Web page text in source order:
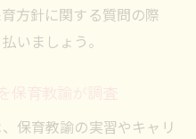
方針に関する質問の際
いましょう。
保育教諭が調査
保育教諭の実習やキャリ